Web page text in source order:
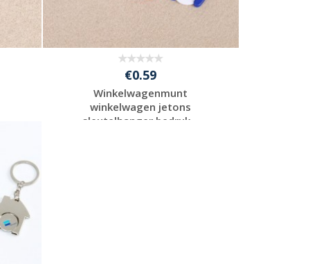
€0.59
Winkelwagenmunt
winkelwagen jetons
sleutelhanger bedruk...